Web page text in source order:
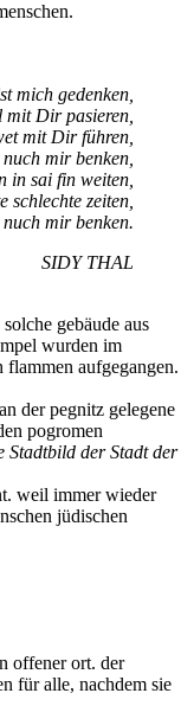
mich gedenken,
mit Dir pasieren,
mit Dir führen,
mir benken,
in sai fin weiten,
schlechte zeiten,
mir benken.
SIDY THAL
gebäude aus
wurden im
flammen aufgegangen.
der pegnitz gelegene
pogromen
Stadtbild der Stadt der
weil immer wieder
jüdischen
offener ort. der
für alle, nachdem sie